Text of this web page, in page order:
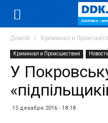
Домой Криминал и
Криминал и Происшествия Новости
У
15 декабря 2016 - 18:18